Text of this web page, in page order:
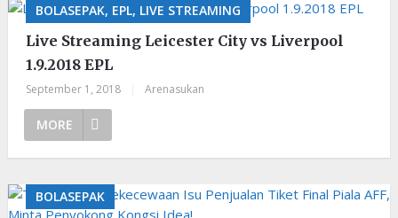
BOLASEPAK, EPL, LIVE STREAMING
Live Streaming Leicester City vs Liverpool
1.9.2018 EPL
September 1, 2018 Arenasukan
MORE
BOLASEPAK